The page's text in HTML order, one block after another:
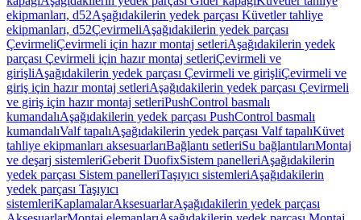
ekipmanları, d52Aşağıdakilerin yedek parçası Küvetler tahliye
ekipmanları, d52ÇevirmeliAşağıdakilerin yedek parçası
ÇevirmeliÇevirmeli için hazır montaj setleriAşağıdakilerin yedek
parçası Çevirmeli için hazır montaj setleriÇevirmeli ve
girişliAşağıdakilerin yedek parçası Çevirmeli ve girişliÇevirmeli ve
giriş için hazır montaj setleriAşağıdakilerin yedek parçası Çevirmeli
ve giriş için hazır montaj setleriPushControl basmalı
kumandalıAşağıdakilerin yedek parçası PushControl basmalı
kumandalıValf tapalıAşağıdakilerin yedek parçası Valf tapalıKüvet
tahliye ekipmanları aksesuarlarıBağlantı setleriSu bağlantılarıMontaj
ve deşarj sistemleriGeberit DuofixSistem panelleriAşağıdakilerin
yedek parçası Sistem panelleriTaşıyıcı sistemleriAşağıdakilerin
yedek parçası Taşıyıcı
sistemleriKaplamalarAksesuarlarAşağıdakilerin yedek parçası